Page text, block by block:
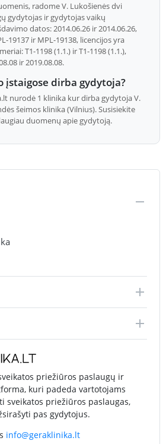
radome V. Lukošienės dvi
gydytojas ir gydytojas vaikų
datos: 2014.06.26 ir 2014.06.26,
19137 ir MPL-19138, licencijos yra
T1-1198 (1.1.) ir T1-1198 (1.1.),
ir 2019.08.08.
įstaigose dirba gydytoja?
nurodė 1 klinika kur dirba gydytoja V.
šeimos klinika (Vilnius). Susisiekite
duomenų apie gydytoją.
priežiūros paslaugų ir
kuri padeda vartotojams
sveikatos priežiūros paslaugas,
pas gydytojus.
info@geraklinika.lt